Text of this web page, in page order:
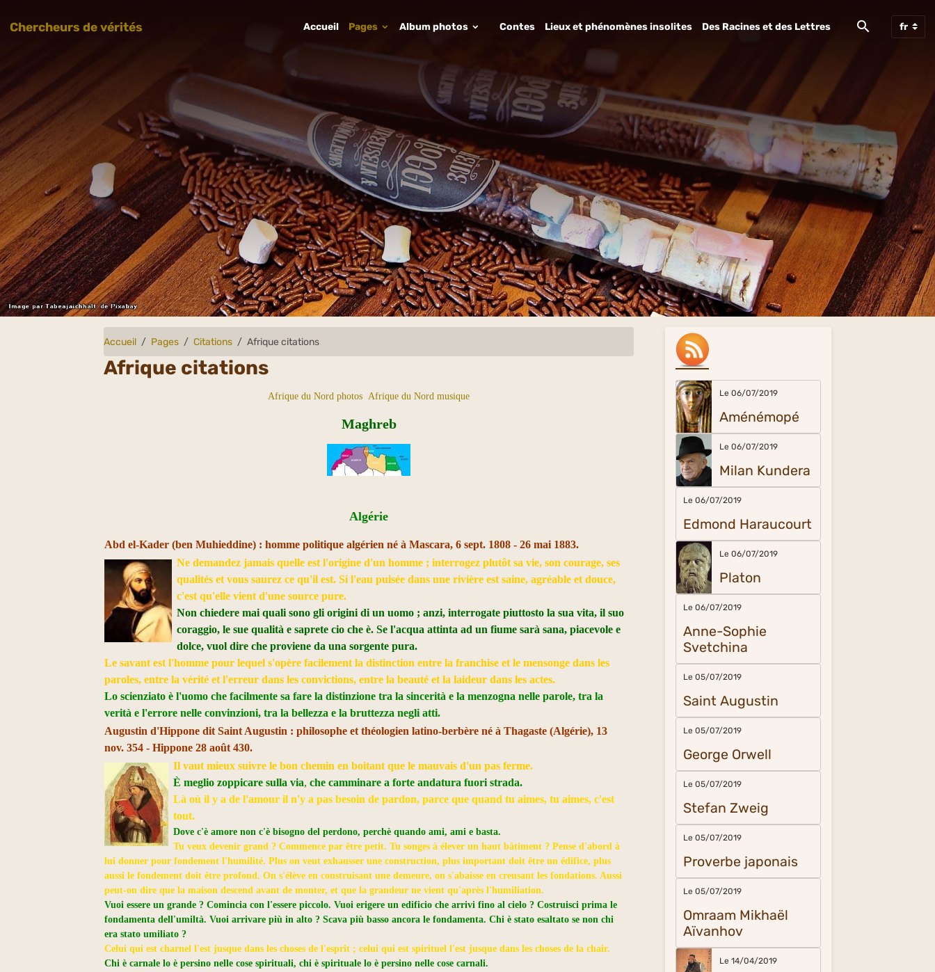
Chercheurs de vérités Accueil Pages Album photos Contes Lieux et phénomènes insolites Des Racines et des Lettres
Accueil Pages Citations Afrique citations
Afrique citations
Afrique du Nord photos Afrique du Nord musique
Maghreb
Algérie
Abd el-Kader (ben Muhieddine) : homme politique algérien né à Mascara, 6 sept. 1808 - 26 mai 1883.
Ne demandez jamais quelle est l'origine d'un homme ; interrogez plutôt sa vie, son courage, ses
qualités et vous saurez ce qu'il est. Si l'eau puisée dans une rivière est saine, agréable et douce,
c'est qu'elle vient d'une source pure.
Non chiedere mai quali sono gli origini di un uomo ; anzi, interrogate piuttosto la sua vita, il suo
coraggio, le sue qualità e saprete cio che è. Se l'acqua attinta ad un fiume sarà sana, piacevole e
dolce, vuol dire che proviene da una sorgente pura.
Le savant est l'homme pour lequel s'opère facilement la distinction entre la franchise et le mensonge dans les
paroles, entre la vérité et l'erreur dans les convictions, entre la beauté et la laideur dans les actes.
Lo scienziato è l'uomo che facilmente sa fare la distinzione tra la sincerità e la menzogna nelle parole, tra la
verità e l'errore nelle convinzioni, tra la bellezza e la bruttezza negli atti.
Augustin d'Hippone dit Saint Augustin : philosophe et théologien latino-berbère né à Thagaste (Algérie), 13
nov. 354 - Hippone 28 août 430.
Il vaut mieux suivre le bonchemin en boitant que le mauvais d'un pas ferme.
È meglio zoppicare sulla via, che camminare a forte andatura fuori strada.
Là où il y a de l'amour il n'y a pas besoin depardon, parce que quand tu aimes, tu aimes, c'est
tout.
Dove c'è amore non c'è bisogno del perdono, perchè quando ami, ami e basta.
Tu veux devenir grand ? Commence par être petit. Tu songes à élever un haut bâtiment ? Pense d'abord à
lui donner pour fondement l'humilité. Plus on veut exhausser une construction, plus important doit être un édifice, plus
aussi le fondement doit être profond. On s'élève en construisant une demeure, on s'abaisse en creusant les fondations. Aussi
peut-on dire que la maison descend avant de monter, et que la grandeur ne vient qu'après l'humiliation.
Vuoi essere un grande ? Comincia con l'essere piccolo. Vuoi erigere un edificio che arrivi fino al cielo ? Costruisci prima le
fondamenta dell'umiltà. Vuoi arrivare più in alto ? Scava più basso ancora le fondamenta. Chi è stato esaltato se non chi
era stato umiliato ?
Celui qui est charnel l'est jusque dans les choses de l'esprit ; celui qui est spirituel l'est jusque dans les choses de la chair.
Chi è carnale lo è persino nelle cose spirituali, chi è spirituale lo è persino nelle cose carnali.
Le 06/07/2019
Aménémopé
Le 06/07/2019
Milan Kundera
Le 06/07/2019
Edmond Haraucourt
Le 06/07/2019
Platon
Le 06/07/2019
Anne-Sophie
Svetchina
Le 05/07/2019
Saint Augustin
Le 05/07/2019
George Orwell
Le 05/07/2019
Stefan Zweig
Le 05/07/2019
Proverbe japonais
Le 05/07/2019
Omraam Mikhaël
Aïvanhov
Le 14/04/2019